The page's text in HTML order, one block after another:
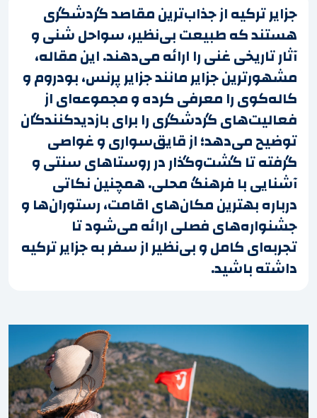
جزایر ترکیه از جذاب‌ترین مقاصد گردشگری
هستند که طبیعت بی‌نظیر، سواحل شنی و
آثار تاریخی غنی را ارائه می‌دهند. این مقاله،
مشهورترین جزایر مانند جزایر پرنس، بودروم و
کاله‌کوی را معرفی کرده و مجموعه‌ای از
فعالیت‌های گردشگری را برای بازدیدکنندگان
توضیح می‌دهد؛ از قایق‌سواری و غواصی
گرفته تا گشت‌وگذار در روستاهای سنتی و
آشنایی با فرهنگ محلی. همچنین نکاتی
درباره بهترین مکان‌های اقامت، رستوران‌ها و
جشنواره‌های فصلی ارائه می‌شود تا
تجربه‌ای کامل و بی‌نظیر از سفر به جزایر ترکیه
داشته باشید.